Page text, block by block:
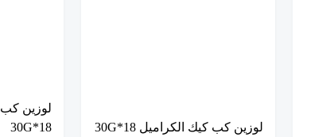
لوزين كب كيك الكراميل 18*30G
لوزين كب
18*30G